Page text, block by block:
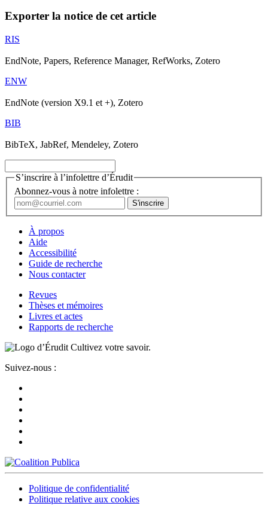
Exporter la notice de cet article
RIS
EndNote, Papers, Reference Manager, RefWorks, Zotero
ENW
EndNote (version X9.1 et +), Zotero
BIB
BibTeX, JabRef, Mendeley, Zotero
S’inscrire à l’infolettre d’Érudit
Abonnez-vous à notre infolettre :
À propos
Aide
Accessibilité
Guide de recherche
Nous contacter
Revues
Thèses et mémoires
Livres et actes
Rapports de recherche
Cultivez votre savoir.
Suivez-nous :
Politique de confidentialité
Politique relative aux cookies